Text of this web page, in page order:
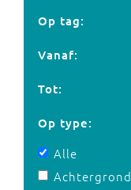
Op tag:
Vanaf:
Tot:
Op type:
Alle
Achtergrond